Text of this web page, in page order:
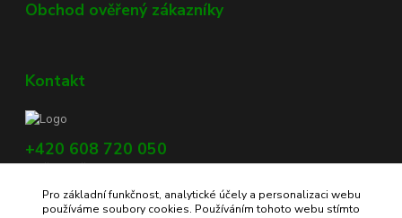
Obchod ověřený zákazníky
Kontakt
+420 608 720 050
Využijte náš chat, vpravo dole na obrazovce.
info@profikoreni.cz
Pro základní funkčnost, analytické účely a personalizaci webu
používáme soubory cookies. Používáním tohoto webu stímto